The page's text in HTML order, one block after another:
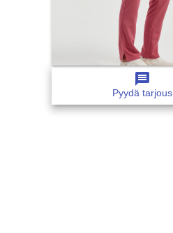
message
Pyydä tarjous